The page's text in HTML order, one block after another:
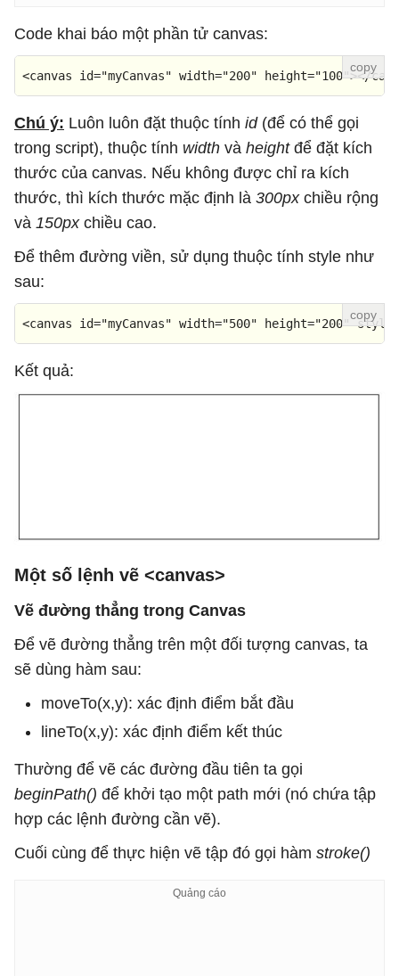
Code khai báo một phần tử canvas:
<canvas id="myCanvas" width="200" height="100"></
Chú ý: Luôn luôn đặt thuộc tính id(để có thể gọi
trong script), thuộc tính width và heightđể đặt kích
thước của canvas. Nếu không được chỉ ra kích
thước, thì kích thước mặc định là 300pxchiều rộng
và 150pxchiều cao.
Để thêm đường viền, sử dụng thuộc tính style như
sau:
<canvas id="myCanvas" width="500" height="200" style
Kết quả:
Một số lệnh vẽ <canvas>
Vẽ đường thẳng trong Canvas
Để vẽ đường thẳng trên một đối tượng canvas, ta
sẽ dùng hàm sau:
moveTo(x,y): xác định điểm bắt đầu
lineTo(x,y): xác định điểm kết thúc
Thường để vẽ các đường đầu tiên ta gọi
beginPath() để khởi tạo một path mới (nó chứa tập
hợp các lệnh đường cần vẽ).
Cuối cùng để thực hiện vẽ tập đó gọi hàm stroke()